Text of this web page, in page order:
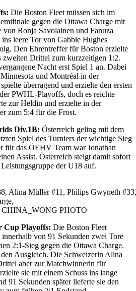
Die Boston Fleet müssen sich im
gegen die Ottawa Charge mit
von Ronja Savolainen und Fanuza
leere Tor von Gabbie Hughes
Den Ehrentreffer für Boston erzielte
zweiten Drittel zum kurzzeitigen 1:2.
Nacht erst Spiel 1 an. Dabei
und Montréal in der
überragend und erzielte den ersten
PWHL-Playoffs, doch es reichte
zur Heldin und erzielte in der
zum 5:4 für die Frost.
Div.1B: Österreich geling mit dem
Spiel des Turniers der wichtige Sieg
für das ÖEHV Team war Jonathan
Assist. Österreich steigt damit sofort
der U18 auf.
Alina Müller #11, Philips Gwyneth
PHOTO
Cup Playoffs: Die Boston Fleet
von 91 Sekunden zwei Tore
2:1-Sieg gegen die Ottawa Charge.
Ausgleich. Die Schweizerin Alina
aber zur Matchwinnerin für
sie mit einem Schuss ins lange
91 Sekunden später lieferte sie den